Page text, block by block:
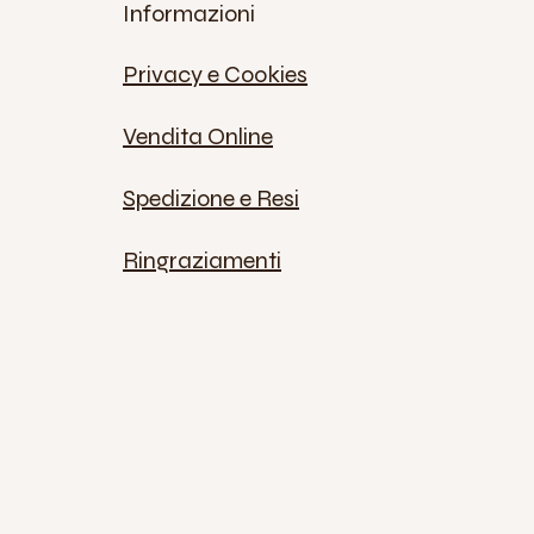
Informazioni
Privacy e Cookies
Vendita Online
Spedizione e Resi
Ringraziamenti